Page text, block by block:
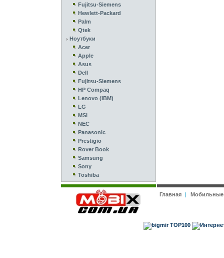
Fujitsu-Siemens
Hewlett-Packard
Palm
Qtek
Ноутбуки
Acer
Apple
Asus
Dell
Fujitsu-Siemens
HP Compaq
Lenovo (IBM)
LG
MSI
NEC
Panasonic
Prestigio
Rover Book
Samsung
Sony
Toshiba
Главная|